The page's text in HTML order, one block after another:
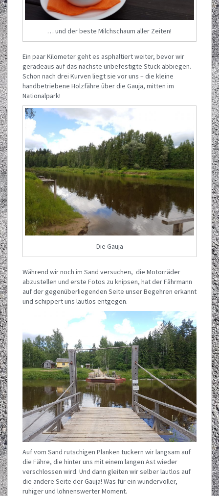
… und der beste Milchschaum aller Zeiten!
Ein paar Kilometer geht es asphaltiert weiter, bevor wir
geradeaus auf das nächste unbefestigte Stück abbiegen.
Schon nach drei Kurven liegt sie vor uns – die kleine
handbetriebene Holzfähre über die Gauja, mitten im
Nationalpark!
Die Gauja
Während wir noch im Sand versuchen, die Motorräder
abzustellen und erste Fotos zu knipsen, hat der Fährmann
auf der gegenüberliegenden Seite unser Begehren erkannt
und schippert uns lautlos entgegen.
Auf vom Sand rutschigen Planken tuckern wir langsam auf
die Fähre, die hinter uns mit einem langen Ast wieder
verschlossen wird. Und dann gleiten wir selber lautlos auf
die andere Seite der Gauja! Was für ein wundervoller,
ruhiger und lohnenswerter Moment.